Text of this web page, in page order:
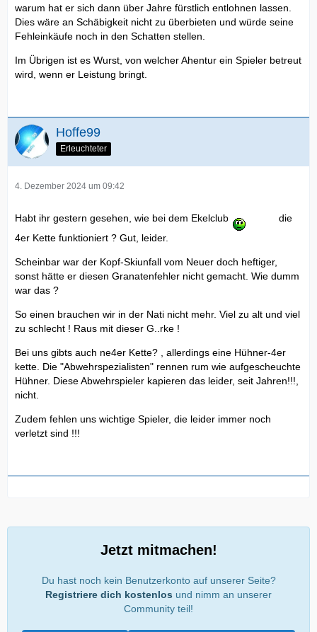
warum hat er sich dann über Jahre fürstlich entlohnen lassen.
Dies wäre an Schäbigkeit nicht zu überbieten und würde seine
Fehleinkäufe noch in den Schatten stellen.
Im Übrigen ist es Wurst, von welcher Ahentur ein Spieler betreut
wird, wenn er Leistung bringt.
Hoffe99
Erleuchteter
4. Dezember 2024 um 09:42
Habt ihr gestern gesehen, wie bei dem Ekelclub
die
4er Kette funktioniert ? Gut, leider.
Scheinbar war der Kopf-Skiunfall vom Neuer doch heftiger,
sonst hätte er diesen Granatenfehler nicht gemacht. Wie dumm
war das ?
So einen brauchen wir in der Nati nicht mehr. Viel zu alt und viel
zu schlecht ! Raus mit dieser G..rke !
Bei uns gibts auch ne4er Kette? , allerdings eine Hühner-4er
kette. Die "Abwehrspezialisten" rennen rum wie aufgescheuchte
Hühner. Diese Abwehrspieler kapieren das leider, seit Jahren!!!,
nicht.
Zudem fehlen uns wichtige Spieler, die leider immer noch
verletzt sind !!!
Jetzt mitmachen!
Du hast noch kein Benutzerkonto auf unserer Seite?
Registriere dich kostenlos und nimm an unserer
Community teil!